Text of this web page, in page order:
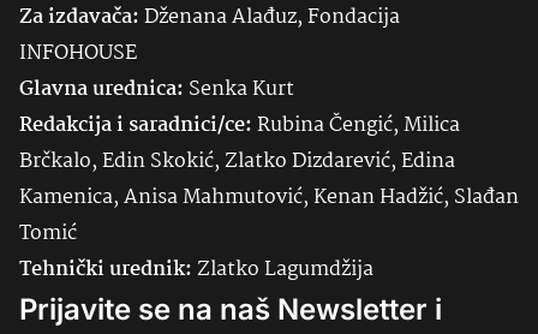
Za izdavača:Dženana Alađuz, Fondacija
INFOHOUSE
Glavna urednica: SenkaKurt
Redakcija i saradnici/ce:Rubina Čengić, Milica
Brčkalo, Edin Skokić, Zlatko Dizdarević, Edina
Kamenica, Anisa Mahmutović, Kenan Hadžić, Slađan
Tomić
Tehnički urednik:Zlatko Lagumdžija
Prijavite se na naš Newsletter i